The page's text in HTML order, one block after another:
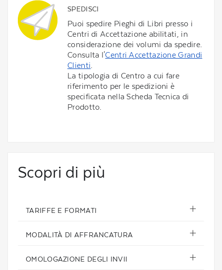
SPEDISCI
Puoi spedire Pieghi di Libri presso i
Centri di Accettazione abilitati, in
considerazione dei volumi da spedire.
Consulta l'Centri Accettazione Grandi
Clienti.
La tipologia di Centro a cui fare
riferimento per le spedizioni è
specificata nella Scheda Tecnica di
Prodotto.
Scopri di più
TARIFFE E FORMATI
MODALITÀ DI AFFRANCATURA
OMOLOGAZIONE DEGLI INVII